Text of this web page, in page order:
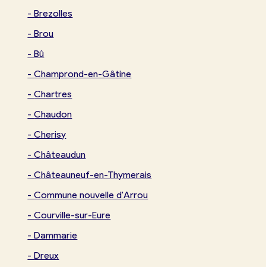
-Brezolles
-Brou
-Bû
-Champrond-en-Gâtine
-Chartres
-Chaudon
-Cherisy
-Châteaudun
-Châteauneuf-en-Thymerais
-Commune nouvelle d'Arrou
-Courville-sur-Eure
-Dammarie
-Dreux